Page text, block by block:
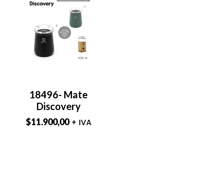
18496- Mate
Discovery
$11.900,00 + IVA